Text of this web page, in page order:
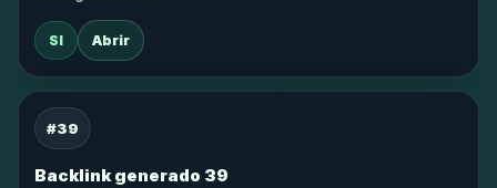
SI Abrir
#39
Backlink generado 39